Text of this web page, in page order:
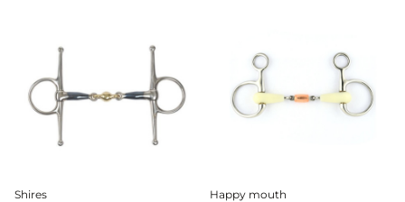
Shires Happy mouth